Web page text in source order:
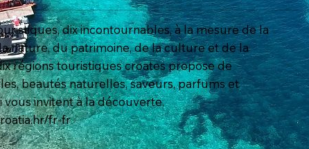
dix incontournables, à la mesure de la
nature, du patrimoine, de la culture et de la
régions touristiques croates propose de
beautés naturelles, saveurs, parfums et
invitent à la découverte.
fr-fr